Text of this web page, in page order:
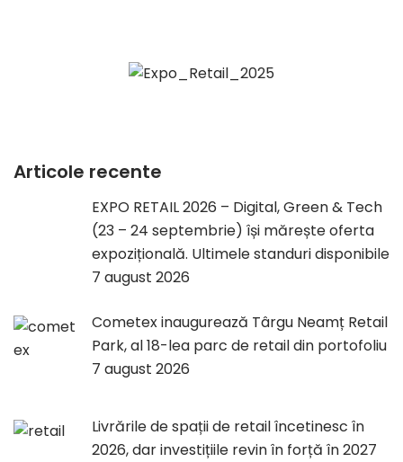
Articole recente
EXPO RETAIL 2026 – Digital, Green & Tech
(23 – 24 septembrie) își mărește oferta
expozițională. Ultimele standuri disponibile
7 august 2026
Cometex inaugurează Târgu Neamț Retail
Park, al 18-lea parc de retail din portofoliu
7 august 2026
Livrările de spații de retail încetinesc în
2026, dar investițiile revin în forță în 2027